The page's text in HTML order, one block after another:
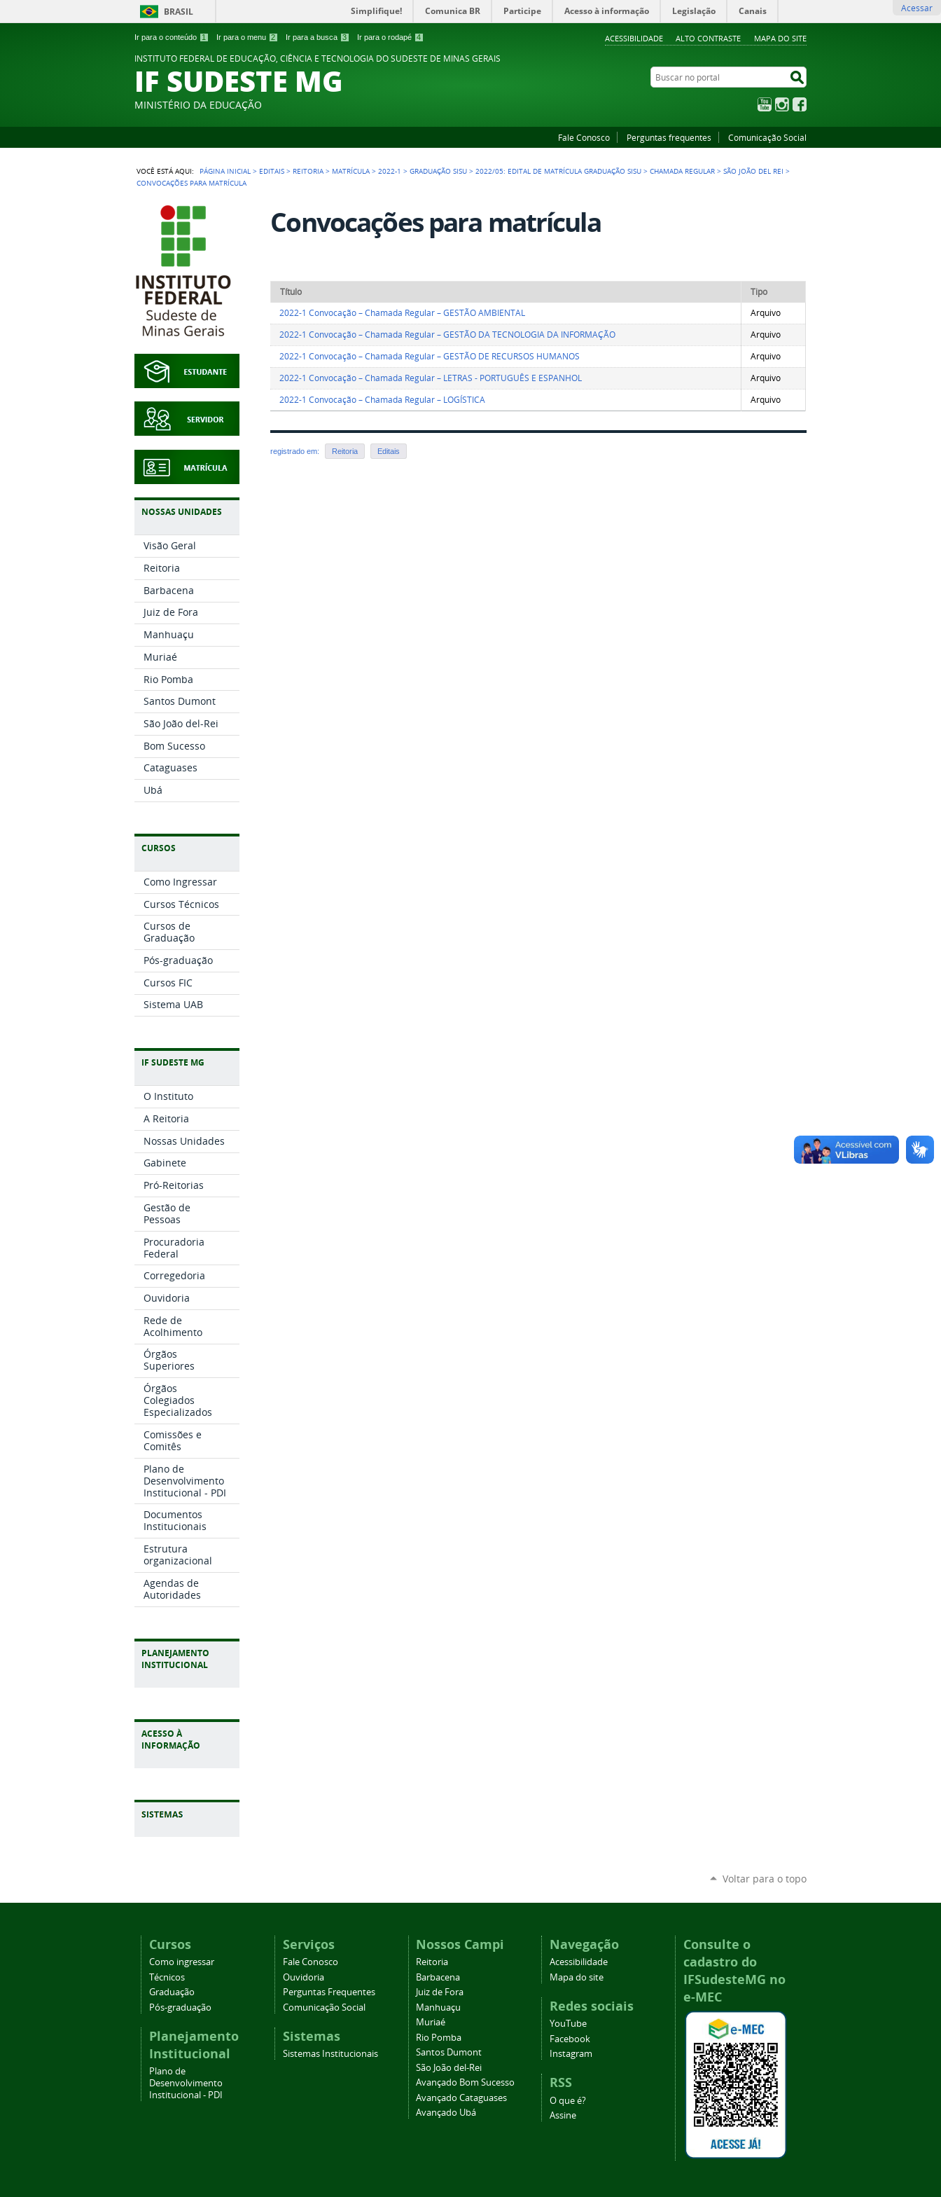
Ir para o conteúdo 1 Ir para o menu 2 Ir para a busca 3 Ir para o rodapé 4 ACESSIBILIDADE ALTO CONTRASTE MAPA DO SITE
BRASIL Simplifique! Comunica BR Participe Acesso à informação Legislação Canais Acessar
INSTITUTO FEDERAL DE EDUCAÇÃO, CIÊNCIA E TECNOLOGIA DO SUDESTE DE MINAS GERAIS
IF SUDESTE MG
MINISTÉRIO DA EDUCAÇÃO
Buscar no portal
YouTubeInstagram
Fale Conosco Perguntas frequentes Comunicação Social
VOCÊ ESTÁ AQUI: PÁGINA INICIAL > EDITAIS > REITORIA > MATRÍCULA >2022-1 >GRADUAÇÃO SISU >2022/05: EDITAL DE MATRÍCULA GRADUAÇÃO SISU >CHAMADA REGULAR >SÃO JOÃO DEL REI >
CONVOCAÇÕES PARA MATRÍCULA
NOSSAS UNIDADES
Visão Geral
Reitoria
Barbacena
Juiz de Fora
Manhuaçu
Muriaé
Rio Pomba
Santos Dumont
São João del-Rei
Bom Sucesso
Cataguases
Ubá
CURSOS
Como Ingressar
Cursos Técnicos
Cursos de
Graduação
Pós-graduação
Cursos FIC
Sistema UAB
IF SUDESTE MG
O Instituto
A Reitoria
Nossas Unidades
Gabinete
Pró-Reitorias
Gestão de
Pessoas
Procuradoria
Federal
Corregedoria
Ouvidoria
Rede de
Acolhimento
Órgãos
Superiores
Órgãos
Colegiados
Especializados
Comissões e
Comitês
Plano de
Desenvolvimento
Institucional - PDI
Documentos
Institucionais
Estrutura
organizacional
Agendas de
Autoridades
PLANEJAMENTO
INSTITUCIONAL
ACESSO À
INFORMAÇÃO
Convocações para matrícula
Título
Tipo
2022-1 Convocação – Chamada Regular – GESTÃO AMBIENTAL
Arquivo
2022-1 Convocação – Chamada Regular – GESTÃO DA TECNOLOGIA DA INFORMAÇÃO
Arquivo
2022-1 Convocação – Chamada Regular – GESTÃO DE RECURSOS HUMANOS
Arquivo
2022-1 Convocação – Chamada Regular – LETRAS - PORTUGUÊS E ESPANHOL
Arquivo
2022-1 Convocação – Chamada Regular – LOGÍSTICA
Arquivo
registrado em: Reitoria Editais
Voltar para o topo
Cursos
Como ingressar
Técnicos
Graduação
Pós-graduação
Planejamento
Institucional
Plano de
Desenvolvimento
Institucional - PDI
Serviços
Fale Conosco
Ouvidoria
Perguntas Frequentes
Comunicação Social
Sistemas
Sistemas Institucionais
Nossos Campi
Reitoria
Barbacena
Juiz de Fora
Manhuaçu
Muriaé
Rio Pomba
Santos Dumont
São João del-Rei
Avançado Bom Sucesso
Avançado Cataguases
Avançado Ubá
Navegação
Acessibilidade
Mapa do site
Redes sociais
YouTube
Facebook
Instagram
RSS
O que é?
Assine
Consulte o
cadastro do
IFSudesteMG no
e-MEC